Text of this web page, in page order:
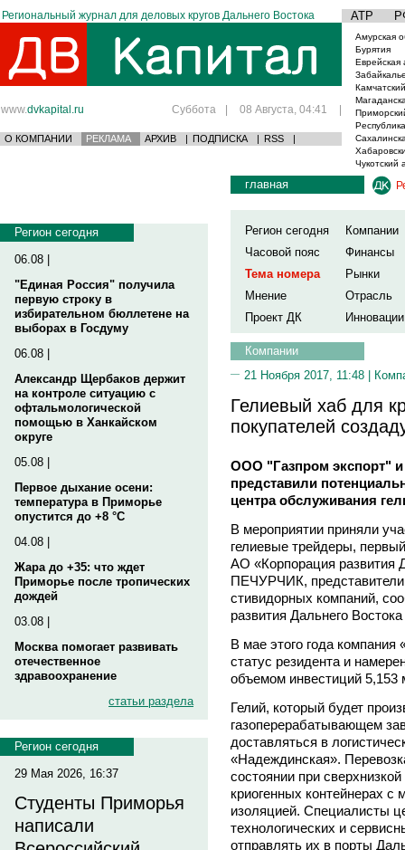
Региональный журнал для деловых кругов Дальнего Востока АТР
www.dvkapital.ru Суббота | 08 Августа, 04:41 |
О КОМПАНИИ РЕКЛАМА АРХИВ | ПОДПИСКА | RSS |
Амурская
Бурятия
Еврейская
Чукотский
Регион сегодня
06.08 |
"Единая Россия" получила
первую строку в
избирательном бюллетене на
выборах в Госдуму
06.08 |
Александр Щербаков держит
на контроле ситуацию с
офтальмологической
помощью в Ханкайском
округе
05.08 |
Первое дыхание осени:
температура в Приморье
опустится до +8 °C
04.08 |
Жара до +35: что ждет
Приморье после тропических
дождей
03.08 |
Москва помогает развивать
отечественное
здравоохранение
статьи раздела
Регион сегодня
29 Мая 2026, 16:37
Студенты Приморья
написали
главная
Регион сегодня
Компании
Часовой пояс
Финансы
Тема номера
Рынки
Мнение
Отрасль
Проект ДК
Инновации
Компании
21 Ноября 2017, 11:48 |
Гелиевый хаб для
покупателей
ООО "Газпром экспорт" и
представили
центра обслуживания
В мероприятии приняли
гелиевые трейдеры,
АО «Корпорация развития
ПЕЧУРЧИК, представители
стивидорных компаний,
развития Дальнего
В мае этого года компания
статус резидента и
объемом инвестиций
Гелий, который будет
газоперерабатывающем
доставляться в
«Надеждинская».
состоянии при
криогенных контейнерах с
изоляцией. Специалисты
технологических и
отправлять их в порты